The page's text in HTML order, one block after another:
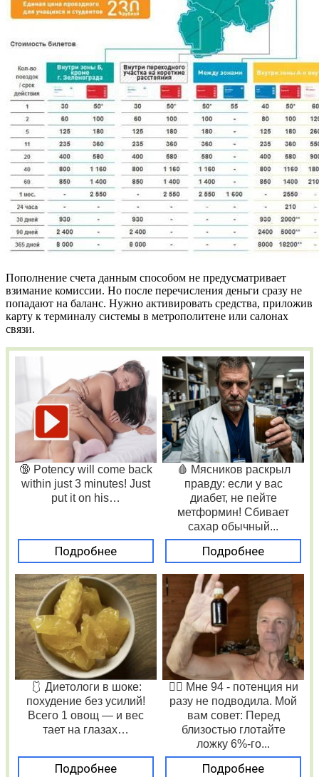
Пополнение счета данным способом не предусматривает
взимание комиссии. Но после перечисления деньги сразу не
попадают на баланс. Нужно активировать средства, приложив
карту к терминалу системы в метрополитене или салонах
связи.
🔞 Potency will come back
within just 3 minutes! Just
put it on his…
Подробнее
🩸 Мясников раскрыл
правду: если у вас
диабет, не пейте
метформин! Сбивает
сахар обычный...
Подробнее
🩱 Диетологи в шоке:
похудение без усилий!
Всего 1 овощ — и вес
тает на глазах…
Подробнее
❤️‍🔥 Мне 94 - потенция ни
разу не подводила. Мой
вам совет: Перед
близостью глотайте
ложку 6%-го...
Подробнее